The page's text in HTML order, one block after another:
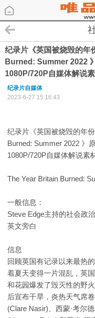
纪录片《英国被烧毁的年
Burned: Summer 2022
1080P/720P自媒体解说
纪录片自媒体
2023-6-27 15:16:43
纪录片《英国被烧毁的年
Burned: Summer 2022 》
1080P/720P自媒体解说素
The Year Britain Burned:
一般信息：
Steve Edge主持的社会政
英文旁白
信息
回顾英国有记录以来最热
着夏天变得一片混乱，英
和花园爆发了毁灭性的野
后宣布干旱，炎热天气席
(Clare Nasir)、西蒙·考尔